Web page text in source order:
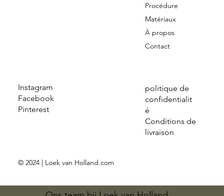
Instagram
Facebook
Pinterest
politique de
confidentialit
é
Conditions de
livraison
Procédure
Matériaux
À propos
Contact
© 2024 | Loek van Holland.com